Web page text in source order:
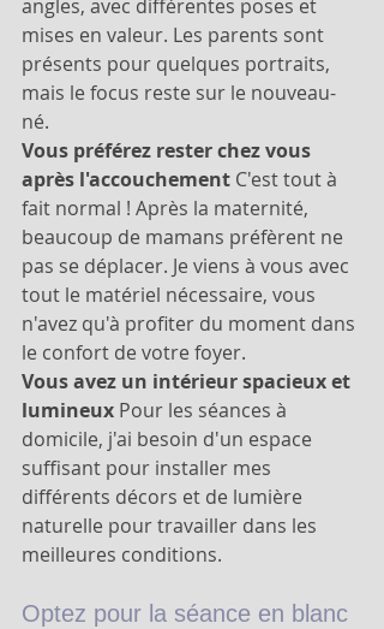
angles, avec différentes poses et
mises en valeur. Les parents sont
présents pour quelques portraits,
mais le focus reste sur le nouveau-
né.
Vous préférez rester chez vous
après l'accouchement C'est tout à
fait normal ! Après la maternité,
beaucoup de mamans préfèrent ne
pas se déplacer. Je viens à vous avec
tout le matériel nécessaire, vous
n'avez qu'à profiter du moment dans
le confort de votre foyer.
Vous avez un intérieur spacieux et
lumineux Pour les séances à
domicile, j'ai besoin d'un espace
suffisant pour installer mes
différents décors et de lumière
naturelle pour travailler dans les
meilleures conditions.
Optez pour la séance en blanc